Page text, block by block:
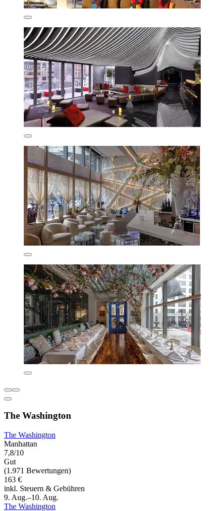
The Washington
The Washington
Manhattan
7,8/10
Gut
(1.971 Bewertungen)
163 €
inkl. Steuern & Gebühren
9. Aug.–10. Aug.
The Washington